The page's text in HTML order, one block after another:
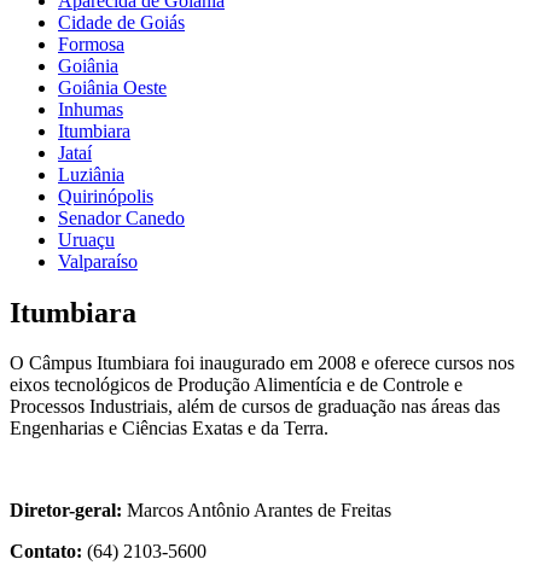
Cidade de Goiás
Formosa
Goiânia
Goiânia Oeste
Inhumas
Itumbiara
Jataí
Luziânia
Quirinópolis
Senador Canedo
Uruaçu
Valparaíso
Itumbiara
O Câmpus Itumbiara foi inaugurado em 2008 e oferece cursos nos
eixos tecnológicos de Produção Alimentícia e de Controle e
Processos Industriais, além de cursos de graduação nas áreas das
Engenharias e Ciências Exatas e da Terra.
Diretor-geral: Marcos Antônio Arantes de Freitas
Contato: (64) 2103-5600